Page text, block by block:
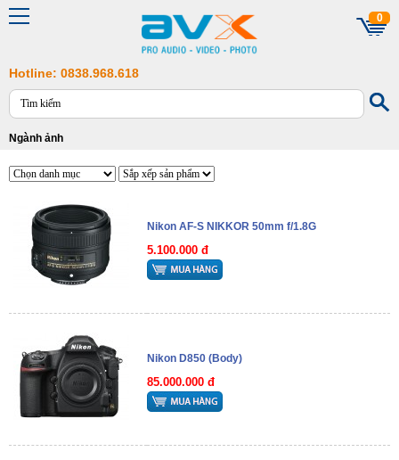
0
Hotline: 0838.968.618
Ngành ảnh
Nikon AF-S NIKKOR 50mm f/1.8G
5.100.000 đ
Nikon D850 (Body)
85.000.000 đ